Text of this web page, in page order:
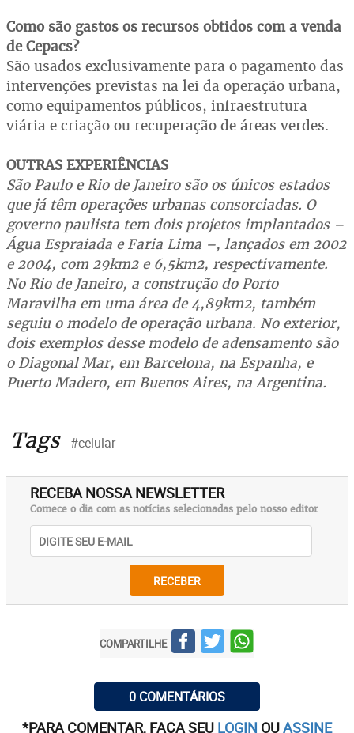
Como são gastos os recursos obtidos com a venda
de Cepacs?
São usados exclusivamente para o pagamento das
intervenções previstas na lei da operação urbana,
como equipamentos públicos, infraestrutura
viária e criação ou recuperação de áreas verdes.
OUTRAS EXPERIÊNCIAS
São Paulo e Rio de Janeiro são os únicos estados
que já têm operações urbanas consorciadas. O
governo paulista tem dois projetos implantados –
Água Espraiada e Faria Lima –, lançados em 2002
e 2004, com 29km2 e 6,5km2, respectivamente.
No Rio de Janeiro, a construção do Porto
Maravilha em uma área de 4,89km2, também
seguiu o modelo de operação urbana. No exterior,
dois exemplos desse modelo de adensamento são
o Diagonal Mar, em Barcelona, na Espanha, e
Puerto Madero, em Buenos Aires, na Argentina.
Tags #celular
RECEBA NOSSA NEWSLETTER
Comece o dia com as notícias selecionadas pelo nosso editor
RECEBER
COMPARTILHE
0 COMENTÁRIOS
*PARA COMENTAR, FAÇA SEU LOGIN OUASSINE